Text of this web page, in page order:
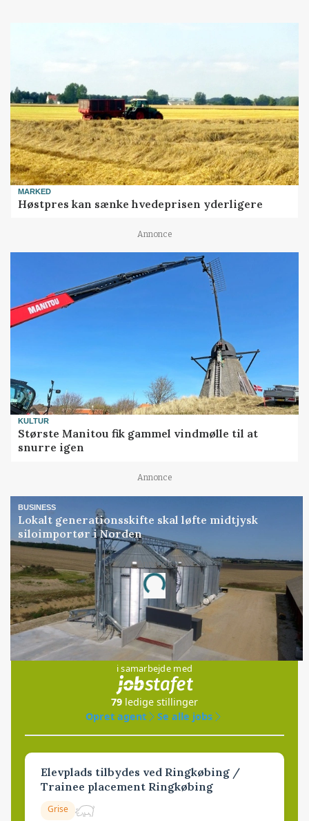
MARKED
Høstpres kan sænke hvedeprisen yderligere
Annonce
KULTUR
Største Manitou fik gammel vindmølle til at
snurre igen
Annonce
BUSINESS
Lokalt generationsskifte skal løfte midtjysk
siloimportør i Norden
Annonce
Loading...
Jobs
i samarbejde med
79 ledige stillinger
Opret agent
Se alle jobs
Elevplads tilbydes ved Ringkøbing /
Trainee placement Ringkøbing
Grise